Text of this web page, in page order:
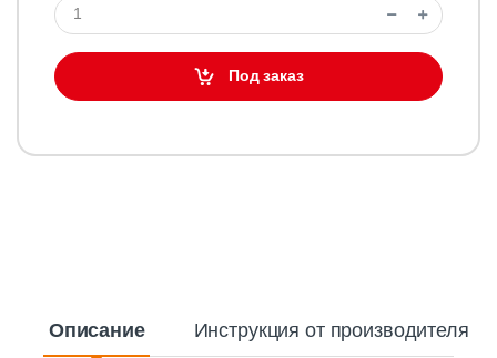
Под заказ
Описание Инструкция от производителя